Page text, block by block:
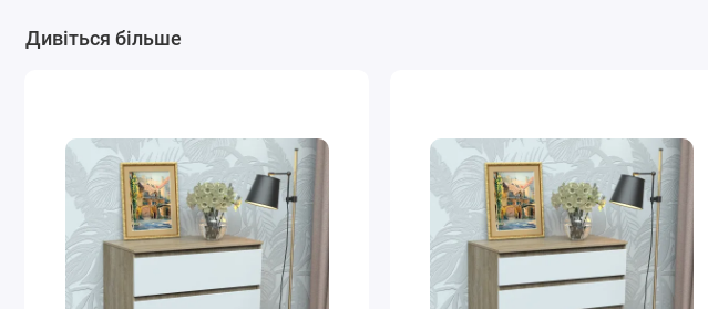
Дивіться більше